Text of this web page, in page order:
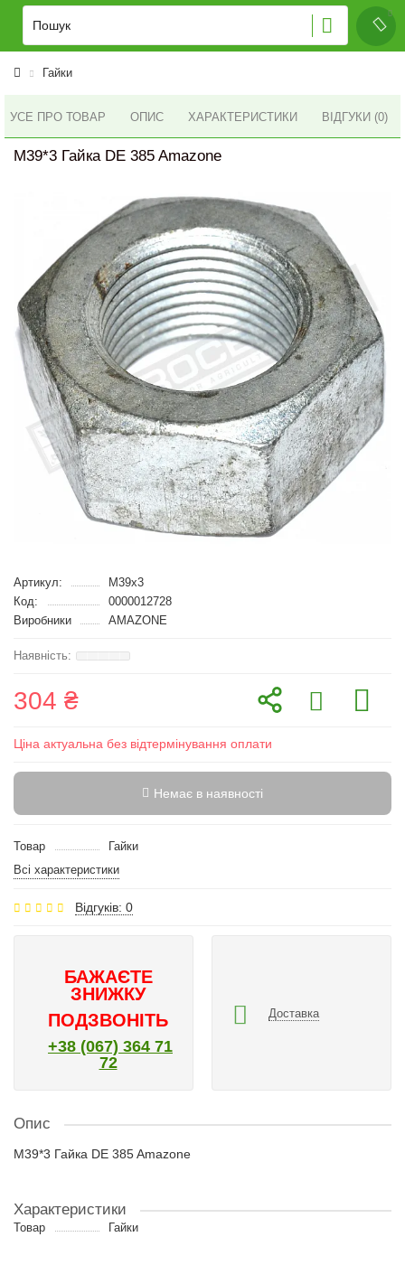
Гайки
УСЕ ПРО ТОВАР ОПИС ХАРАКТЕРИСТИКИ ВІДГУКИ (0)
M39*3 Гайка DE 385 Amazone
Артикул:
M39x3
Код:
0000012728
Виробники
AMAZONE
304 ₴
Ціна актуальна без відтермінування оплати
Немає в наявності
Товар
Гайки
Всі характеристики
Відгуків: 0
БАЖАЄТЕ
ЗНИЖКУ
ПОДЗВОНІТЬ
+38 (067) 364 71
72
Доставка
Опис
M39*3 Гайка DE 385 Amazone
Характеристики
Товар Гайки